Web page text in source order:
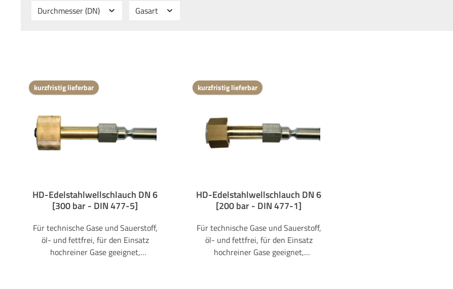
Durchmesser (DN) Gasart
kurzfristig lieferbar
HD-Edelstahlwellschlauch DN 6
[300 bar - DIN 477-5]
Für technische Gase und Sauerstoff,
öl- und fettfrei, für den Einsatz
hochreiner Gase geeignet,
kurzfristig lieferbar
HD-Edelstahlwellschlauch DN 6
[200 bar - DIN 477-1]
Für technische Gase und Sauerstoff,
öl- und fettfrei, für den Einsatz
hochreiner Gase geeignet,